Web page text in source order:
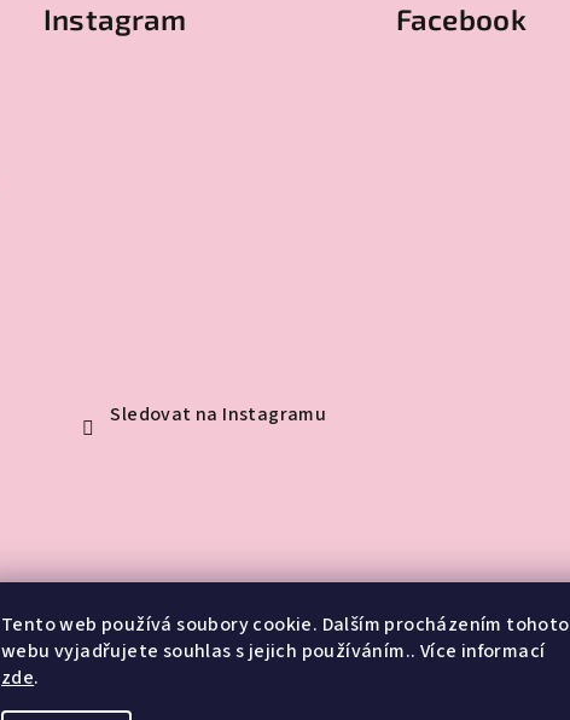
Tento web používá soubory cookie. Dalším procházením tohoto
webu vyjadřujete souhlas s jejich používáním.. Více informací
zde.
Instagram
Sledovat na Instagramu
Facebook